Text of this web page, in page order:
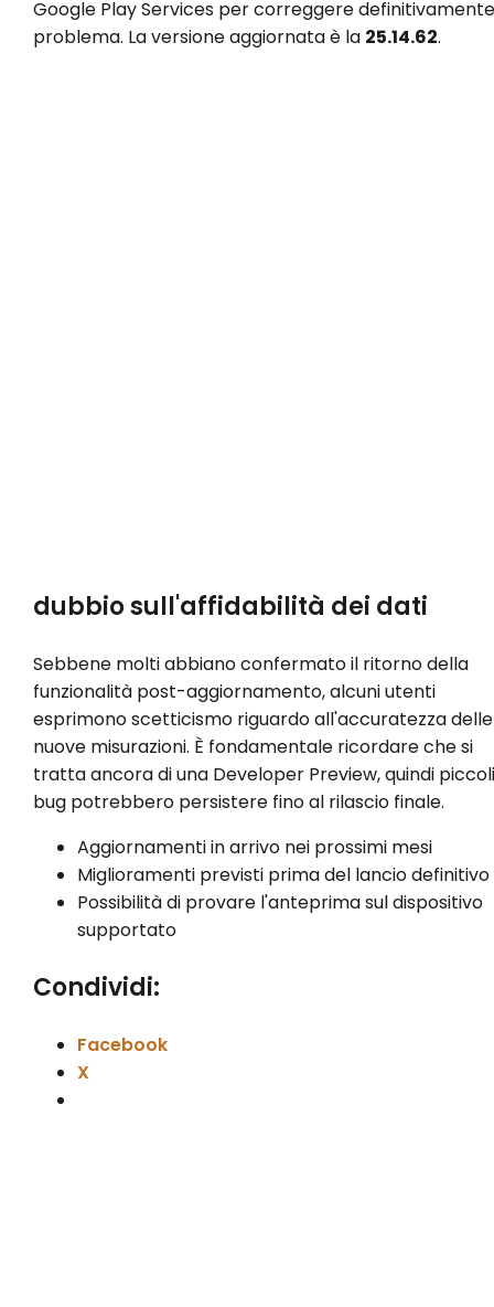
Google Play Services per correggere
problema. La versione aggiornata è la 25.14.62.
dubbio sull'affidabilità dei dati
Sebbene molti abbiano confermato il ritorno della
funzionalità post-aggiornamento, alcuni utenti
esprimono scetticismo riguardo all'accuratezza delle
nuove misurazioni. È fondamentale ricordare che si
tratta ancora di una Developer Preview, quindi piccoli
bug potrebbero persistere fino al rilascio finale.
Aggiornamenti in arrivo nei prossimi mesi
Miglioramenti previsti prima del lancio definitivo
Possibilità di provare l'anteprima sul dispositivo
supportato
Condividi:
Facebook
X